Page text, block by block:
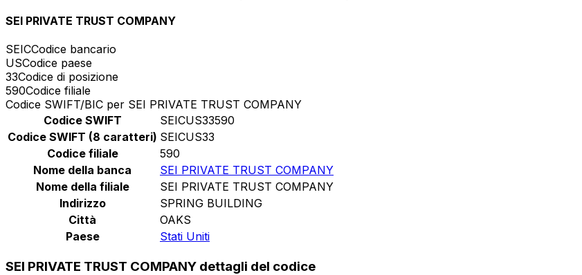
SEI PRIVATE TRUST COMPANY
SEICCodice bancario
USCodice paese
33Codice di posizione
590Codice filiale
Codice SWIFT/BIC per SEI PRIVATE TRUST COMPANY
Codice SWIFT
SEICUS33590
Codice SWIFT (8 caratteri) SEICUS33
Codice filiale
590
Nome della banca
SEI PRIVATE TRUST COMPANY
Nome della filiale
SEI PRIVATE TRUST COMPANY
Indirizzo
SPRING BUILDING
Città
OAKS
Paese
Stati Uniti
SEI PRIVATE TRUST COMPANY dettagli del codice